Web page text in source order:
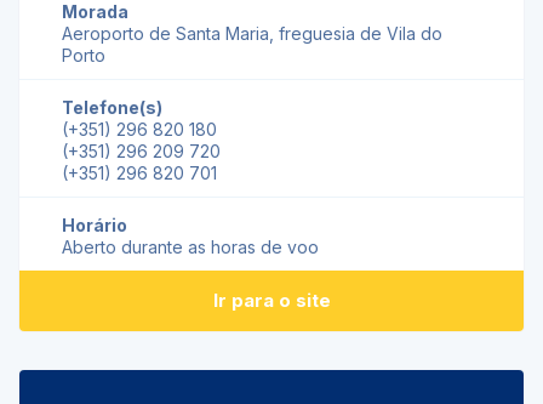
Morada
Aeroporto de Santa Maria, freguesia de Vila do
Porto
Telefone(s)
(+351) 296 820 180
(+351) 296 209 720
(+351) 296 820 701
Horário
Aberto durante as horas de voo
Ir para o site